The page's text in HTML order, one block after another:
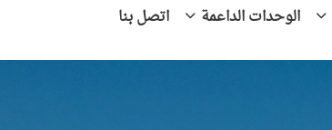
الوحدات الداعمة اتصل بنا